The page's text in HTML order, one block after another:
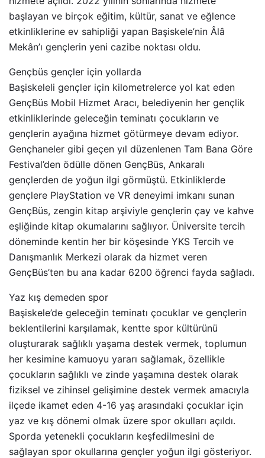
başlayan ve birçok eğitim, kültür, sanat ve eğlence
etkinliklerine ev sahipliği yapan Başiskele’nin Âlâ
Mekân’ı gençlerin yeni cazibe noktası oldu.
Gençbüs gençler için yollarda
Başiskeleli gençler için kilometrelerce yol kat eden
GençBüs Mobil Hizmet Aracı, belediyenin her gençlik
etkinliklerinde geleceğin teminatı çocukların ve
gençlerin ayağına hizmet götürmeye devam ediyor.
Gençhaneler gibi geçen yıl düzenlenen Tam Bana Göre
Festival’den ödülle dönen GençBüs, Ankaralı
gençlerden de yoğun ilgi görmüştü. Etkinliklerde
gençlere PlayStation ve VR deneyimi imkanı sunan
GençBüs, zengin kitap arşiviyle gençlerin çay ve kahve
eşliğinde kitap okumalarını sağlıyor. Üniversite tercih
döneminde kentin her bir köşesinde YKS Tercih ve
Danışmanlık Merkezi olarak da hizmet veren
GençBüs’ten bu ana kadar 6200 öğrenci fayda sağladı.
Yaz kış demeden spor
Başiskele’de geleceğin teminatı çocuklar ve gençlerin
beklentilerini karşılamak, kentte spor kültürünü
oluşturarak sağlıklı yaşama destek vermek, toplumun
her kesimine kamuoyu yararı sağlamak, özellikle
çocukların sağlıklı ve zinde yaşamına destek olarak
fiziksel ve zihinsel gelişimine destek vermek amacıyla
ilçede ikamet eden 4-16 yaş arasındaki çocuklar için
yaz ve kış dönemi olmak üzere spor okulları açıldı.
Sporda yetenekli çocukların keşfedilmesini de
sağlayan spor okullarına gençler yoğun ilgi gösteriyor.